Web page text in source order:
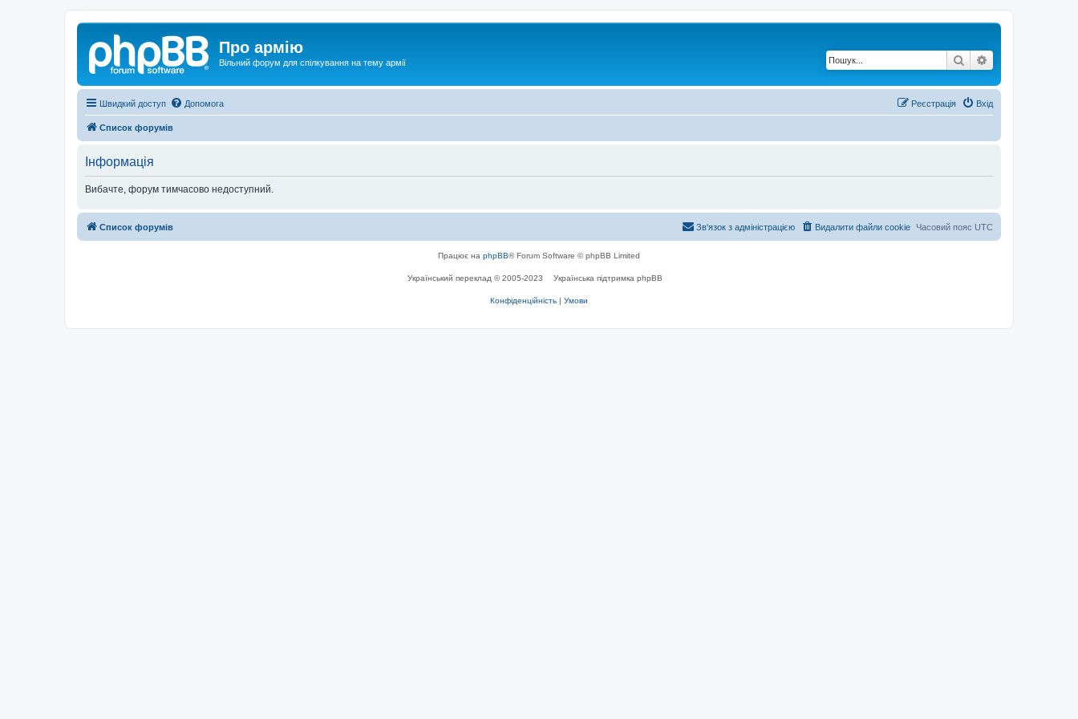
Про армію
Вільний форум для спілкування на тему армії Пошук
Швидкий доступ Допомога Вхід
Реєстрація
Список форумів
Інформація
Вибачте, форум тимчасово недоступний.
Список форумів Часовий пояс UTC
Видалити файли cookie
Зв'язок з адміністрацією
Працює на phpBB® Forum Software © phpBB Limited
Український переклад © 2005-2023 Українська підтримка phpBB
Конфіденційність | Умови